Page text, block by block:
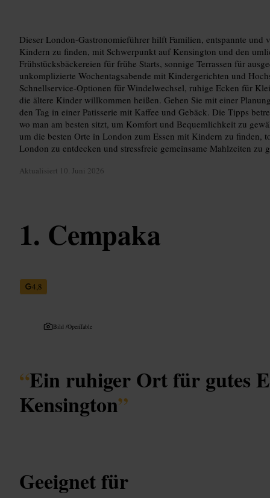
Dieser London-Gastronomieführer hilft Familien, entspannte und
Kindern zu finden, mit Schwerpunkt auf Kensington und den
Frühstücksbäckereien für frühe Starts, sonnige Terrassen für
unkomplizierte Wochentagsabende mit Kindergerichten und
Schnellservice‑Optionen für Windelwechsel, ruhige Ecken für
die ältere Kinder willkommen heißen. Gehen Sie mit einer
den Tag in einer Patisserie mit Kaffee und Gebäck. Die Tipps
wo man am besten sitzt, um Komfort und Bequemlichkeit zu
um die besten Orte in London zum Essen mit Kindern zu finden,
London zu entdecken und stressfreie gemeinsame Mahlzeiten zu
Aktualisiert 10. Juni 2026
Cempaka
4,8
Bild /OpenTable
“Ein ruhiger Ort für gutes
Kensington”
Geeignet für